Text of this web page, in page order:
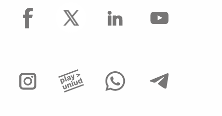
facebook